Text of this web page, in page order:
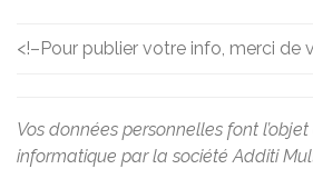
<!– Pour publier votre info, merci de
Vos données personnelles font
informatique par la société Additi